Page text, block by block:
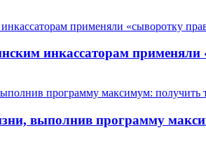
инкассаторам применяли
выполнив программу